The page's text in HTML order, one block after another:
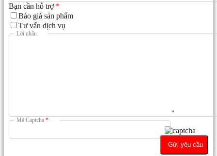
Bạn cần hỗ trợ *
Báo giá sản phẩm
Tư vấn dịch vụ
Lời nhắn
Mã Captcha *